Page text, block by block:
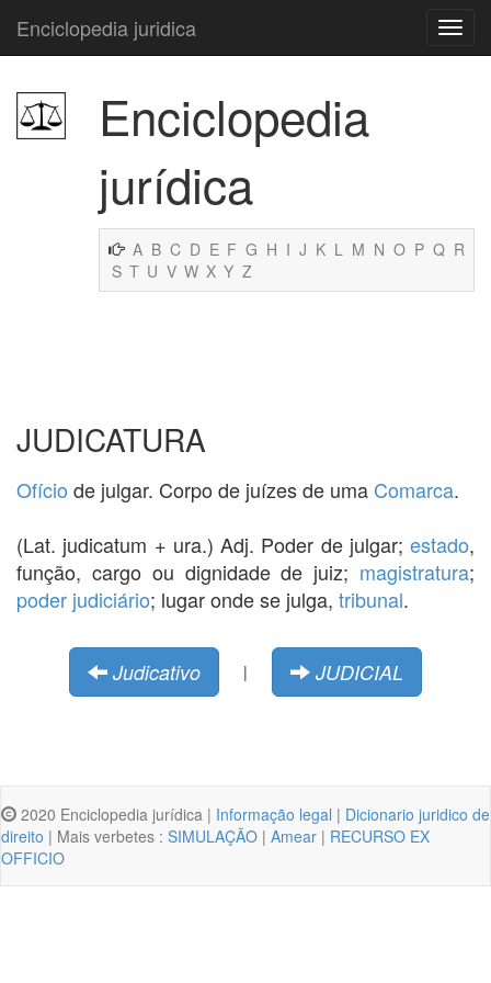
Enciclopedia juridica
Enciclopedia
jurídica
A B C D E F G H I J K L M N O P Q R
S T U V W X Y Z
JUDICATURA
Ofício de julgar. Corpo de juízes de uma Comarca.
(Lat. judicatum + ura.) Adj. Poder de julgar; estado,
função, cargo ou dignidade de juiz; magistratura;
poder judiciário; lugar onde se julga, tribunal.
Judicativo | JUDICIAL
2020 Enciclopedia jurídica | Informação legal | Dicionario juridico de
direito | Mais verbetes : SIMULAÇÃO | Amear | RECURSO EX
OFFICIO